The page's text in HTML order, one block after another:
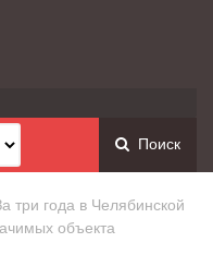
Поиск
три года в Челябинской
объекта